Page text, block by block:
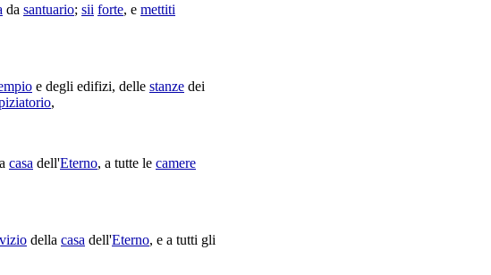
da santuario; sii forte, e mettiti
e degli edifizi, delle stanze dei
,
casa dell'Eterno, a tutte le camere
della casa dell'Eterno, e a tutti gli